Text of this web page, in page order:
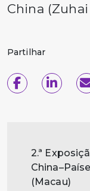
China
Partilhar
2.ª
(Macau)